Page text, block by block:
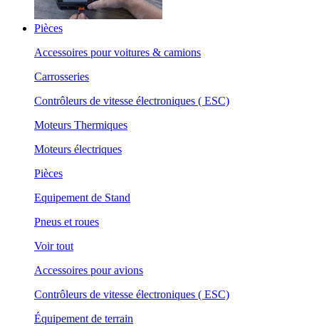
Pièces
Accessoires pour voitures & camions
Carrosseries
Contrôleurs de vitesse électroniques ( ESC)
Moteurs Thermiques
Moteurs électriques
Pièces
Equipement de Stand
Pneus et roues
Voir tout
Accessoires pour avions
Contrôleurs de vitesse électroniques ( ESC)
Équipement de terrain